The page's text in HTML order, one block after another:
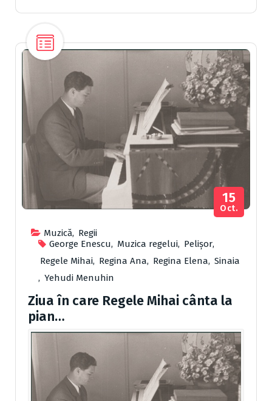
Muzică, Regii
George Enescu, Muzica regelui, Pelișor,
Regele Mihai, Regina Ana, Regina Elena, Sinaia
, Yehudi Menuhin
15
Oct.
Ziua în care Regele Mihai cânta la
pian…